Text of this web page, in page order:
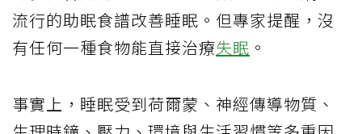
流行的助眠食譜改善睡眠。但專家提醒，沒
有任何一種食物能直接治療失眠 。
事實上，睡眠受到荷爾蒙、神經傳導物質、